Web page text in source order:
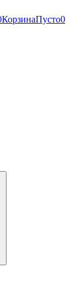
КорзинаПусто0